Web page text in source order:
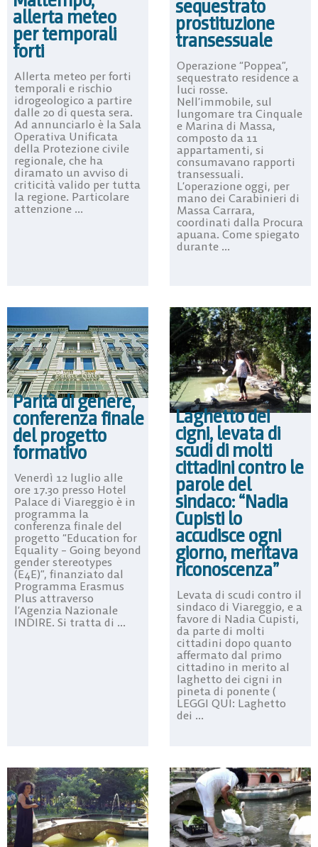
allerta meteo
per temporali
forti
Allerta meteo per forti
temporali e rischio
idrogeologico a partire
dalle 20 di questa sera.
Ad annunciarlo è la Sala
Operativa Unificata
della Protezione civile
regionale, che ha
diramato un avviso di
criticità valido per tutta
la regione. Particolare
attenzione ...
sequestrato
prostituzione
transessuale
Operazione “Poppea”,
sequestrato residence a
luci rosse.
Nell’immobile, sul
lungomare tra Cinquale
e Marina di Massa,
composto da 11
appartamenti, si
consumavano rapporti
transessuali.
L’operazione oggi, per
mano dei Carabinieri di
Massa Carrara,
coordinati dalla Procura
apuana. Come spiegato
durante ...
Parità di genere,
conferenza finale
del progetto
formativo
Venerdì 12 luglio alle
ore 17.30 presso Hotel
Palace di Viareggio è in
programma la
conferenza finale del
progetto “Education for
Equality – Going beyond
gender stereotypes
(E4E)”, finanziato dal
Programma Erasmus
Plus attraverso
l’Agenzia Nazionale
INDIRE. Si tratta di ...
Laghetto dei
cigni, levata di
scudi di molti
cittadini contro le
parole del
sindaco: “Nadia
Cupisti lo
accudisce ogni
giorno, meritava
riconoscenza”
Levata di scudi contro il
sindaco di Viareggio, e a
favore di Nadia Cupisti,
da parte di molti
cittadini dopo quanto
affermato dal primo
cittadino in merito al
laghetto dei cigni in
pineta di ponente (
LEGGI QUI: Laghetto
dei ...